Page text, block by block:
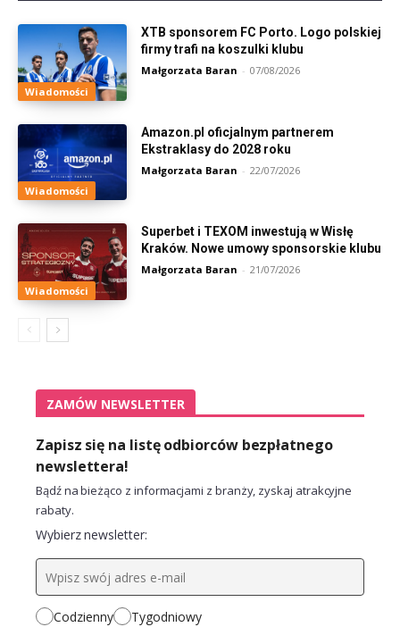
Wiadomości
XTB sponsorem FC Porto. Logo polskiej
firmy trafi na koszulki klubu
Małgorzata Baran - 07/08/2026
Wiadomości
Amazon.pl oficjalnym partnerem
Ekstraklasy do 2028 roku
Małgorzata Baran - 22/07/2026
Wiadomości
Superbet i TEXOM inwestują w Wisłę
Kraków. Nowe umowy sponsorskie klubu
Małgorzata Baran - 21/07/2026
ZAMÓW NEWSLETTER
Zapisz się na listę odbiorców bezpłatnego
newslettera!
Bądź na bieżąco z informacjami z branży, zyskaj atrakcyjne
rabaty.
Wybierz newsletter:
Codzienny Tygodniowy